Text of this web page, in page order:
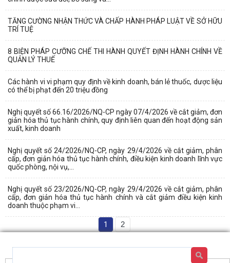
TĂNG CƯỜNG NHẬN THỨC VÀ CHẤP HÀNH PHÁP LUẬT VỀ SỞ HỮU
TRÍ TUỆ
8 BIỆN PHÁP CƯỠNG CHẾ THI HÀNH QUYẾT ĐỊNH HÀNH CHÍNH VỀ
QUẢN LÝ THUẾ
Các hành vi vi phạm quy định về kinh doanh, bán lẻ thuốc, dược liệu
có thể bị phạt đến 20 triệu đồng
Nghị quyết số 66.16/2026/NQ-CP ngày 07/4/2026 về cắt giảm, đơn
giản hóa thủ tục hành chính, quy định liên quan đến hoạt động sản
xuất, kinh doanh
Nghị quyết số 24/2026/NQ-CP, ngày 29/4/2026 về cắt giảm, phân
cấp, đơn giản hóa thủ tục hành chính, điều kiện kinh doanh lĩnh vực
quốc phòng, nội vụ,...
Nghị quyết số 23/2026/NQ-CP, ngày 29/4/2026 về cắt giảm, phân
cấp, đơn giản hóa thủ tục hành chính và cắt giảm điều kiện kinh
doanh thuộc phạm vi...
1 2